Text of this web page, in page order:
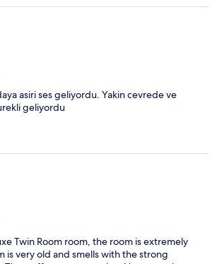
to shut down for a full refurbishment.
you. I’m happy to upload my images.
asiri ses geliyordu. Yakin cevrede ve
geliyordu
Twin Room room, the room is extremely
is very old and smells with the strong